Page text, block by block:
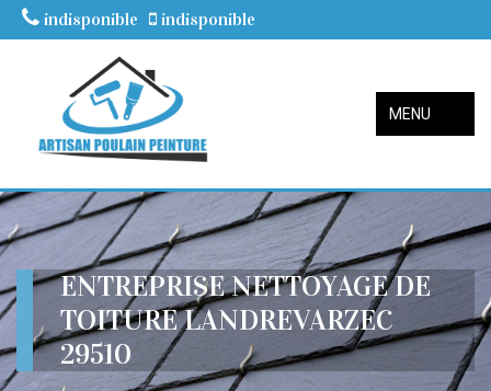
indisponible indisponible
MENU
ENTREPRISE NETTOYAGE DE
TOITURE LANDREVARZEC
29510